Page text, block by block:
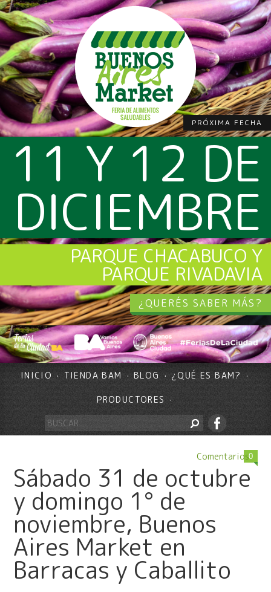
PRÓXIMA FECHA
11 Y 12 DE
DICIEMBRE
PARQUE CHACABUCO Y
PARQUE RIVADAVIA
¿QUERÉS SABER MÁS?
INICIO TIENDA BAM BLOG ¿QUÉ ES BAM?
PRODUCTORES
Comentarios0
Sábado 31 de octubre
y domingo 1° de
noviembre, Buenos
Aires Market en
Barracas y Caballito